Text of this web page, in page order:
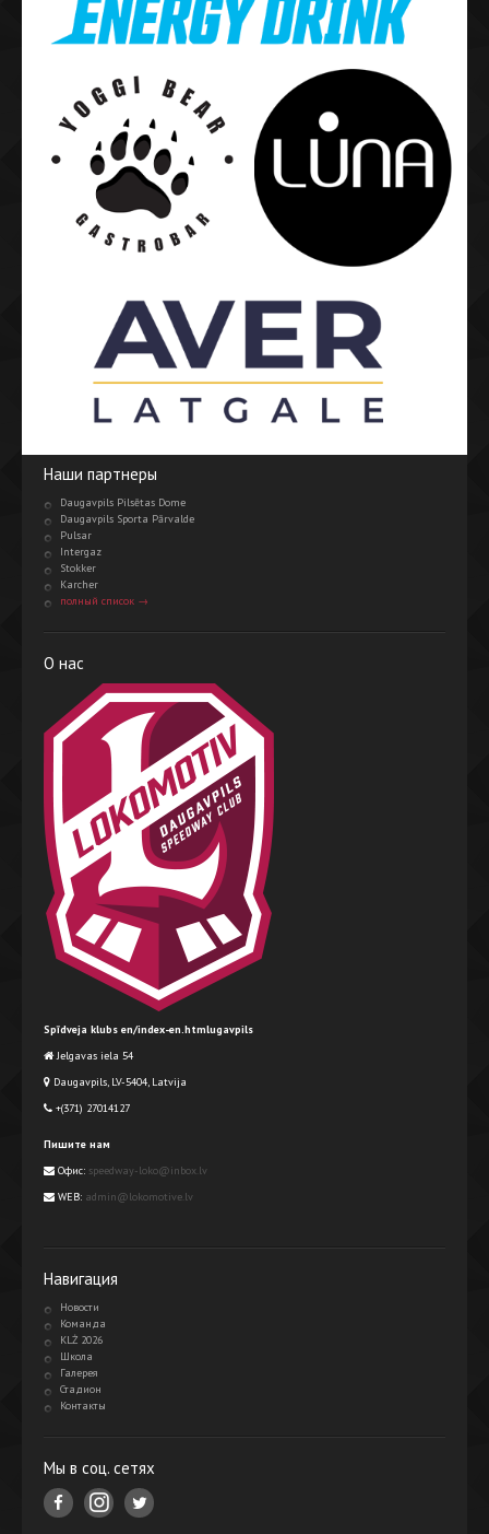
Наши партнеры
Daugavpils Pilsētas Dome
Daugavpils Sporta Pārvalde
Pulsar
Intergaz
Stokker
Karcher
полный список →
О нас
Spīdveja klubs en/index-en.htmlugavpils
Jelgavas iela 54
Daugavpils, LV-5404, Latvija
+(371) 27014127
Пишите нам
Офис: speedway-loko@inbox.lv
WEB: admin@lokomotive.lv
Навигация
Новости
Команда
KLŻ 2026
Школа
Галерея
Стадион
Контакты
Мы в соц. сетях